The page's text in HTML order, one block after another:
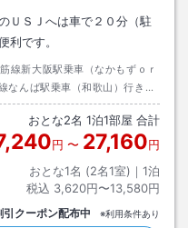
ＵＳＪへは車で２０分（駐
利です。
線新大阪駅乗車（なかもずｏｒ
なんば駅乗車（和歌山）行き
５分）またはタクシー（約３
おとな2名 1泊1部屋 合計
円 〜 27,160円
おとな1名 (2名1室)｜ 1泊
税込 3,620円〜13,580円
引クーポン配布中 ※利用条件あり